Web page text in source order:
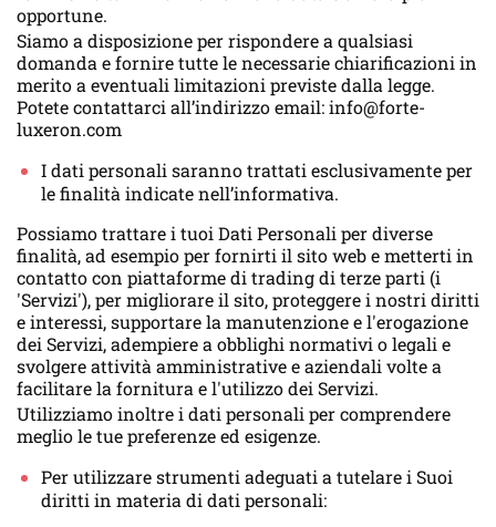
opportune.
Siamo a disposizione per rispondere a qualsiasi
domanda e fornire tutte le necessarie chiarificazioni in
merito a eventuali limitazioni previste dalla legge.
Potete contattarci all’indirizzo email: info@forte-
luxeron.com
I dati personali saranno trattati esclusivamente per
le finalità indicate nell’informativa.
Possiamo trattare i tuoi Dati Personali per diverse
finalità, ad esempio per fornirti il sito web e metterti in
contatto con piattaforme di trading di terze parti (i
'Servizi'), per migliorare il sito, proteggere i nostri diritti
e interessi, supportare la manutenzione e l'erogazione
dei Servizi, adempiere a obblighi normativi o legali e
svolgere attività amministrative e aziendali volte a
facilitare la fornitura e l'utilizzo dei Servizi.
Utilizziamo inoltre i dati personali per comprendere
meglio le tue preferenze ed esigenze.
Per utilizzare strumenti adeguati a tutelare i Suoi
diritti in materia di dati personali: